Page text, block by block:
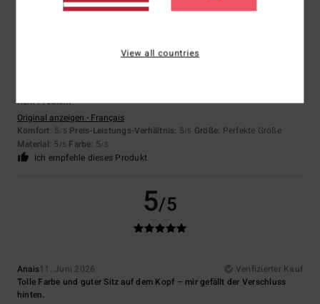
5
Kein Problem
Original anzeigen - Français
Komfort: 5/5 Preis-Leistungs-Verhältnis: 5/5 Größe: Perfekte Größe
Material: 5 /5 Farbe: 5/5
Ich empfehle dieses Produkt
5/5
Anais11. Juni 2026
Verifizierter Kauf
Tolle Farbe und guter Sitz auf dem Kopf – mir gefällt der Verschluss
hinten.
View all countries